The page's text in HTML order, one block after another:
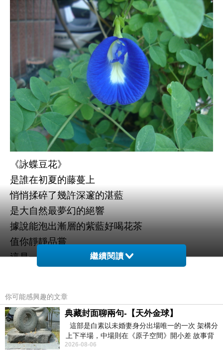
《詠蝶豆花》
是誰在初夏的藤蔓上
悄悄揉碎了幾許深邃的湛藍
是大自然最夢幻的絕響
據說能泡出漸層的紫藍好喝花茶
值你靜靜品嘗
這是一場關於色彩的魔術
繼續閱讀
你可能感興趣的文章
典藏封面聊兩句-【天外金球】
這部是白素以未婚妻身分出場唯一的一次 架構分
上下半場，中場則在《原子空間》開小差 故事背
景影射西藏境外流亡 地下組織
2026-08-06